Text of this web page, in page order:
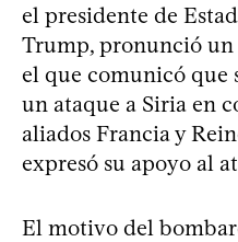
el presidente de
Trump, pronunció
el que comunicó que
un ataque a Siria en
aliados Francia y
expresó su apoyo al
El motivo del